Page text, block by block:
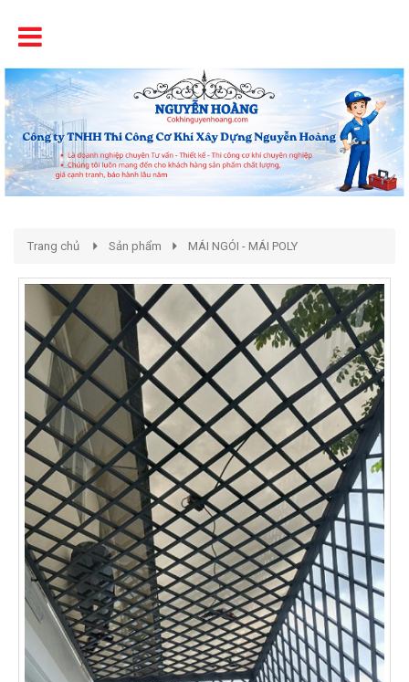
Trang chủ Sản phẩm MÁI NGÓI - MÁI POLY